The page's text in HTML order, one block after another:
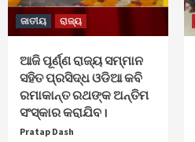
ଜାତୀୟ ରାଜ୍ୟ
ଆଜି ପୂର୍ଣ୍ଣ ରାଜ୍ୟ ସମ୍ମାନ
ସହିତ ପ୍ରସିଦ୍ଧ ଓଡିଆ କବି
ରମାକାନ୍ତ ରଥଙ୍କ ଅନ୍ତିମ
ସଂସ୍କାର କରାଯିବ।
Pratap Dash